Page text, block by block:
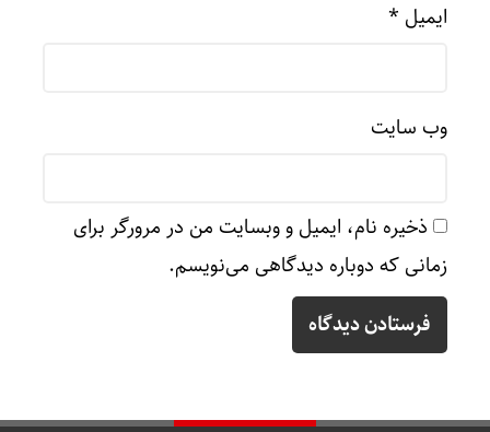
ایمیل *
وب‌ سایت
ذخیره نام، ایمیل و وبسایت من در مرورگر برای
زمانی که دوباره دیدگاهی می‌نویسم.